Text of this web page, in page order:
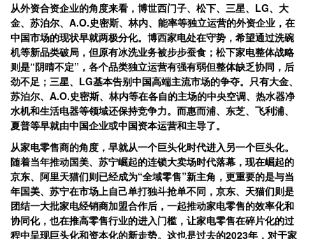
从外资合资企业的角度来看，博世西门子、松下、三星、LG、大
金、苏泊尔、A.O.史密斯、林内、能率等独立运营的外资企业，在
中国市场的现状早就两极分化。博西家电处在守势，希望通过洗碗
机等新品类破局，但原有冰洗业务被步步蚕食；松下家电整体战略
则是“阴晴不定”，各个品类独立运营有强有弱但整体缺乏协同，后
劲不足；三星、LG基本告别中国高端主流市场的争夺。只有大金、
苏泊尔、A.O.史密斯、林内等在各自的主场的中央空调、热水器净
水机和生活电器等领域还保持竞争力。而惠而浦、东芝、飞利浦、
夏普等早就由中国企业或中国资本运营和主导了。
从家电零售商的角度，早就从一个巨头化时代进入另一个巨头化。
随着当年推动国美、苏宁崛起的连锁大卖场时代落幕，现在崛起的
京东、阿里天猫们则已经成为“全域零售”新主角，更重要的是与当
年国美、苏宁在市场上自己单打独斗抢单不同，京东、天猫们则是
团结一大批家电经销商加盟合作后，一起推动家电零售的效率化和
协同化，也在推高零售行业的进入门槛，让家电零售在碎片化的过
程中呈现巨头化和资本化的新走势。这也是过去的2023年，对于家